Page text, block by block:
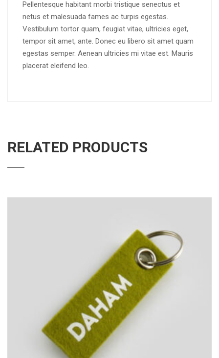
Pellentesque habitant morbi tristique senectus et
netus et malesuada fames ac turpis egestas.
Vestibulum tortor quam, feugiat vitae, ultricies eget,
tempor sit amet, ante. Donec eu libero sit amet quam
egestas semper. Aenean ultricies mi vitae est. Mauris
placerat eleifend leo.
RELATED PRODUCTS